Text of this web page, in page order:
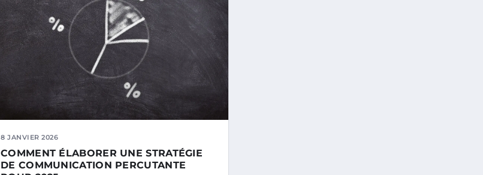
8 JANVIER 2026
COMMENT ÉLABORER UNE STRATÉGIE
DE COMMUNICATION PERCUTANTE